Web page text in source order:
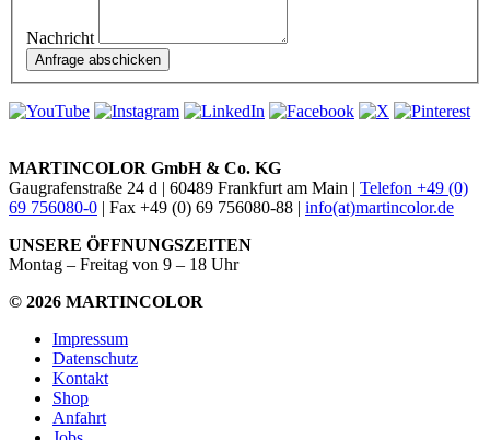
Nachricht
MARTINCOLOR GmbH & Co. KG
Gaugrafenstraße 24 d | 60489 Frankfurt am Main | Telefon +49 (0)
69 756080-0 | Fax +49 (0) 69 756080-88 | info(at)martincolor.de
UNSERE ÖFFNUNGSZEITEN
Montag – Freitag von 9 – 18 Uhr
© 2026 MARTINCOLOR
Impressum
Datenschutz
Kontakt
Shop
Anfahrt